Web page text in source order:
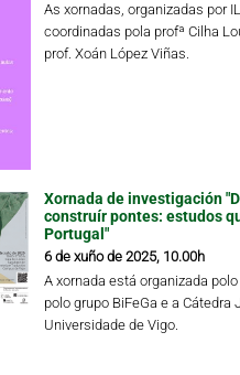
As xornadas, organizadas por
coordinadas pola profª Cilha
prof. Xoán López Viñas.
Xornada de investigación
construír pontes: estudos
Portugal"
6 de xuño de 2025, 10.00h
A xornada está organizada polo
polo grupo BiFeGa e a Cátedra
Universidade de Vigo.